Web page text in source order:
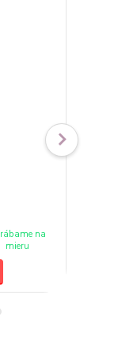
na
mieru